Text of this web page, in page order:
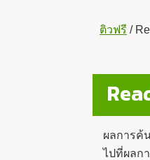
ติวฟรี /
ผลการค้
ไปที่ผลก